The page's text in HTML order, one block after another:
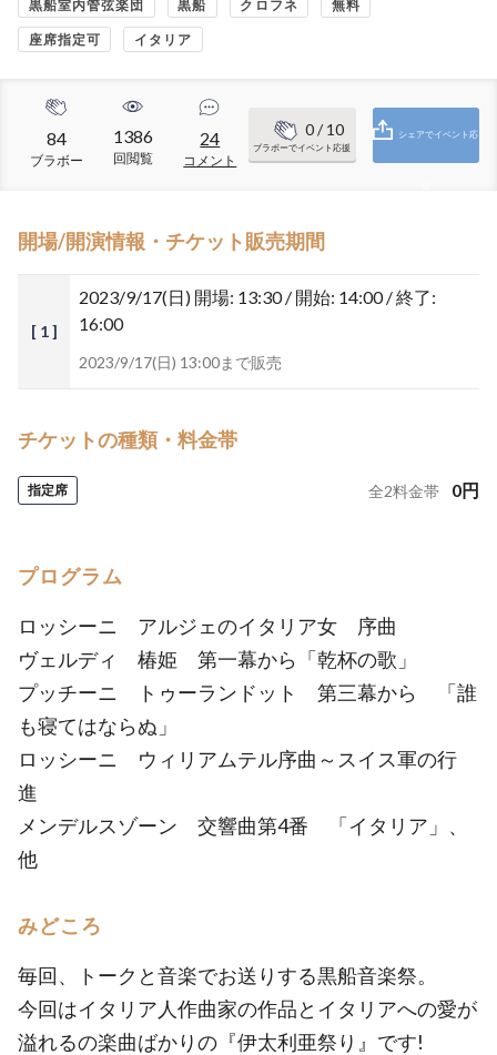
黒船室内管弦楽団 黒船 クロフネ 無料
座席指定可 イタリア
84
ブラボー
1386
回閲覧
24
コメント
0/ 10
ブラボーでイベント応援
シェアでイベント応
開場/開演情報・チケット販売期間
[ 1 ]
2023/9/17(日) 開場: 13:30 / 開始: 14:00 / 終了:
16:00
2023/9/17(日) 13:00まで販売
チケットの種類・料金帯
指定席 全2料金帯 0円
プログラム
ロッシーニ アルジェのイタリア女 序曲
ヴェルディ 椿姫 第一幕から「乾杯の歌」
プッチーニ トゥーランドット 第三幕から 「誰
も寝てはならぬ」
ロッシーニ ウィリアムテル序曲～スイス軍の行
進
メンデルスゾーン 交響曲第4番 「イタリア」、
他
みどころ
毎回、トークと音楽でお送りする黒船音楽祭。
今回はイタリア人作曲家の作品とイタリアへの愛が
溢れるの楽曲ばかりの『伊太利亜祭り』です!